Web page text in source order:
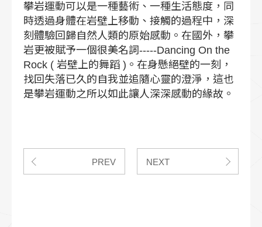
攀岩運動可以是一種藝術、一種生活態度，同
時透過身體在岩壁上移動、接觸的過程中，深
刻體驗回歸自然人類的原始感動。在國外，攀
岩更被賦予一個很美名詞-----Dancing On the
Rock ( 岩壁上的舞蹈 )。在身懸絕壁的一刻，
找回失落已久的自我並追隨心靈的澄淨，這也
是攀岩運動之所以如此讓人深深感動的緣故。
PREV NEXT